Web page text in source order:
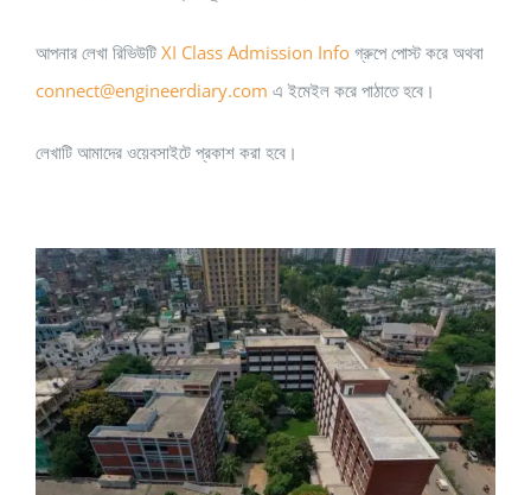
আপনার লেখা রিভিউটি XI Class Admission Info গ্রুপে পোস্ট করে অথবা
connect@engineerdiary.com এ ইমেইল করে পাঠাতে হবে।
লেখাটি আমাদের ওয়েবসাইটে প্রকাশ করা হবে।